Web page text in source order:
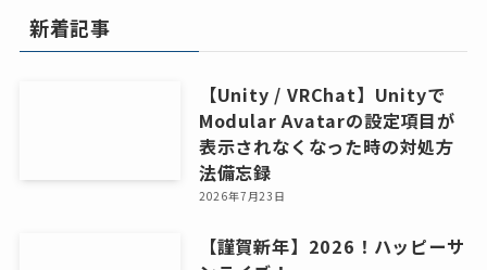
イ
ブ
新着記事
【Unity / VRChat】Unityで
Modular Avatarの設定項目が
表示されなくなった時の対処方
法備忘録
2026年7月23日
【謹賀新年】2026！ハッピーサ